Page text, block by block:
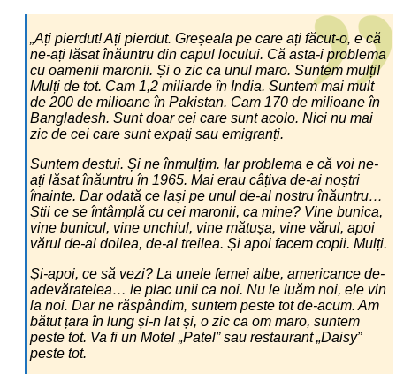
„Ați pierdut! Ați pierdut. Greșeala pe care ați făcut-o, e că
ne-ați lăsat înăuntru din capul locului. Că asta-i problema
cu oamenii maronii. Și o zic ca unul maro. Suntem mulți!
Mulți de tot. Cam 1,2 miliarde în India. Suntem mai mult
de 200 de milioane în Pakistan. Cam 170 de milioane în
Bangladesh. Sunt doar cei care sunt acolo. Nici nu mai
zic de cei care sunt expați sau emigranți.
Suntem destui. Și ne înmulțim. Iar problema e că voi ne-
ați lăsat înăuntru în 1965. Mai erau câțiva de-ai noștri
înainte. Dar odată ce lași pe unul de-al nostru înăuntru…
Știi ce se întâmplă cu cei maronii, ca mine? Vine bunica,
vine bunicul, vine unchiul, vine mătușa, vine vărul, apoi
vărul de-al doilea, de-al treilea. Și apoi facem copii. Mulți.
Și-apoi, ce să vezi? La unele femei albe, americance de-
adevăratelea… le plac unii ca noi. Nu le luăm noi, ele vin
la noi. Dar ne răspândim, suntem peste tot de-acum. Am
bătut țara în lung și-n lat și, o zic ca om maro, suntem
peste tot. Va fi un Motel „Patel” sau restaurant „Daisy”
peste tot.